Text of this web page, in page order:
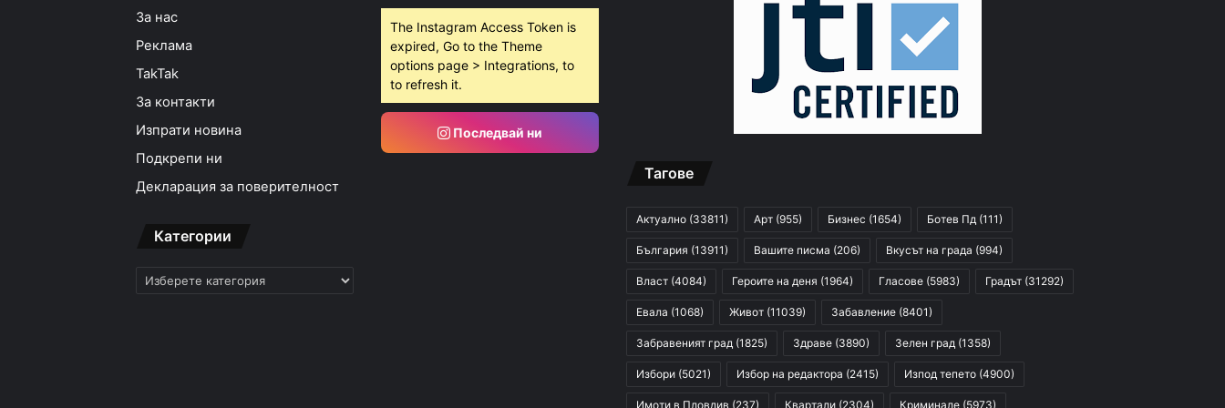
16:16ч, петък, 7 август, 2026
Какво да правим в Пловдив (07.08– 13.08)
Етикетите в магазините остават само в евро
За нас
Реклама
TakTak
За контакти
Изпрати новина
Подкрепи ни
Декларация за поверителност
Категории
Категории
The Instagram Access Token is
expired, Go to the Theme
options page > Integrations, to
to refresh it.
Последвай ни
Тагове
Актуално (33811) Арт (955) Бизнес (1654) Ботев Пд (111)
България (13911) Вашите писма (206) Вкусът на града (994)
Власт (4084) Героите на деня (1964) Гласове (5983) Градът (31292)
Евала (1068) Живот (11039) Забавление (8401)
Забравеният град (1825) Здраве (3890) Зелен град (1358)
Избори (5021) Избор на редактора (2415) Изпод тепето (4900)
Имоти в Пловдив (237) Квартали (2304) Криминале (5973)